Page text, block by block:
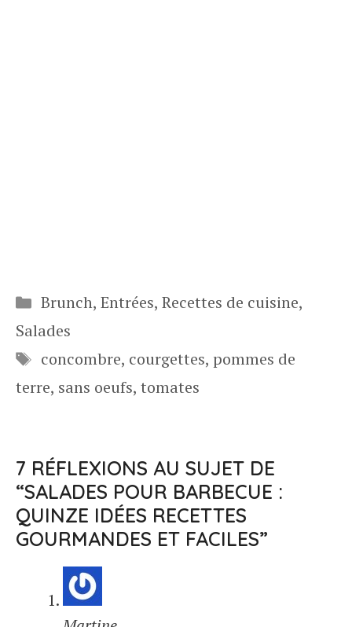
Catégories
Brunch, Entrées, Recettes de cuisine,
Salades
Étiquettes
concombre, courgettes, pommes de
terre, sans oeufs, tomates
7 RÉFLEXIONS AU SUJET DE
“SALADES POUR BARBECUE :
QUINZE IDÉES RECETTES
GOURMANDES ET FACILES”